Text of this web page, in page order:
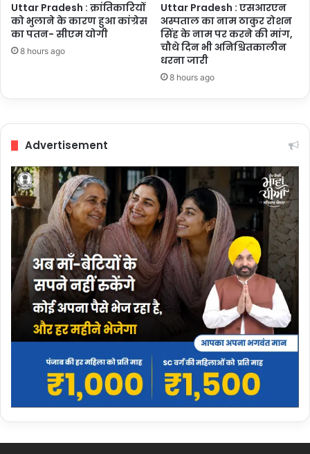
Uttar Pradesh : क्रांतिकारियों
को भुलाने के कारण हुआ कांग्रेस
का पतन- सीएम योगी
8 hours ago
Uttar Pradesh : एसआरएन
अस्पताल का नाम ठाकुर रोशन
सिंह के नाम पर करने की मांग,
चौथे दिन भी अनिश्चितकालीन
धरना जारी
8 hours ago
Advertisement